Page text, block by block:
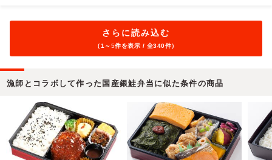
さらに読み込む
（1～5件を表示 / 全340件）
漁師とコラボして作った国産銀鮭弁当に似た条件の商品